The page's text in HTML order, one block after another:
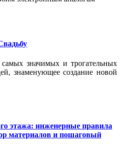
значимых и трогательных
знаменующее создание новой
этажа: инженерные правила
материалов и пошаговый